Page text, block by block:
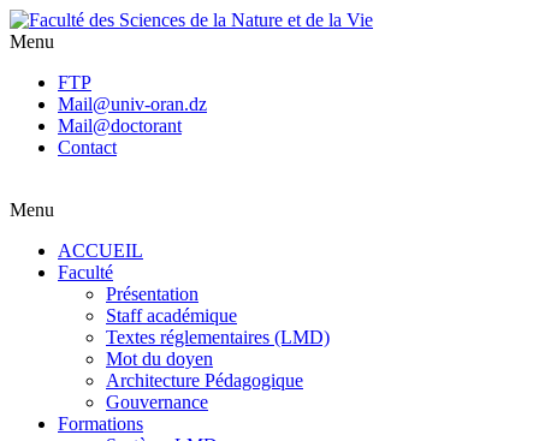
Menu
FTP
Mail@univ-oran.dz
Mail@doctorant
Contact
Menu
ACCUEIL
Faculté
Présentation
Staff académique
Textes réglementaires (LMD)
Mot du doyen
Architecture Pédagogique
Gouvernance
Formations